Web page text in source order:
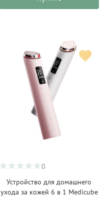
0
Устройство для домашнего
ухода за кожей 6 в 1 Medicube